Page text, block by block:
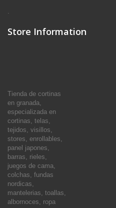
.
Store Information
Tienda de cortinas
en granada,
especializada en
cortinas, telas,
tejidos, visillos,
stores, enrollables,
panel japones,
barras, rieles,
juegos de cama,
colchas, fundas
nordicas,
mantelerias, toallas,
albornoces, ropa